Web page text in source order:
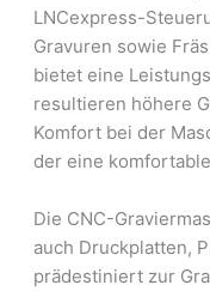
LNCexpress-
Gravuren sowie
bietet eine
resultieren höhere
Komfort bei der
der eine
Die CNC-
auch Druckplatten,
prädestiniert zur